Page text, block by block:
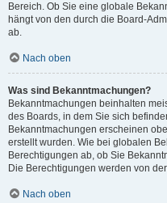
Bereich. Ob Sie eine globale
hängt von den durch die Board-
ab.
Nach oben
Was sind Bekanntmachungen?
Bekanntmachungen beinhalten
des Boards, in dem Sie sich
Bekanntmachungen erscheinen
erstellt wurden. Wie bei globalen
Berechtigungen ab, ob Sie
Die Berechtigungen werden von
Nach oben